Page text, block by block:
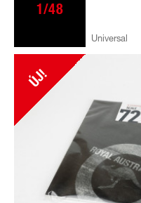
1/48
Universal
ÚJ!